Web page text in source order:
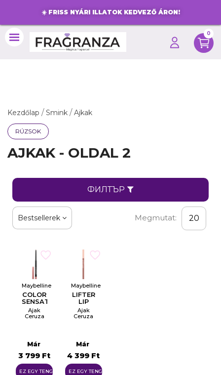
☀️ FRISS NYÁRI ILLATOK KEDVEZŐ ÁRON!
0
Kezdőlap Smink Ajkak
RÚZSOK
AJKAK - OLDAL 2
ФИЛТЪР
Bestsellerek Megmutat: 20
Maybelline
COLOR
SENSATIONAL
SHAPING
LIP
Ajak
Ceruza
Már
3 799 Ft
EZ EGY TENGER
Maybelline
LIFTER
LIP
LINER
Ajak
Ceruza
Már
4 399 Ft
EZ EGY TENGER